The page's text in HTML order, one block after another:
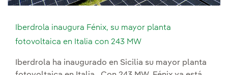
Iberdrola inaugura Fénix, su mayor planta
fotovoltaica en Italia con 243 MW
Iberdrola ha inaugurado en Sicilia su mayor planta